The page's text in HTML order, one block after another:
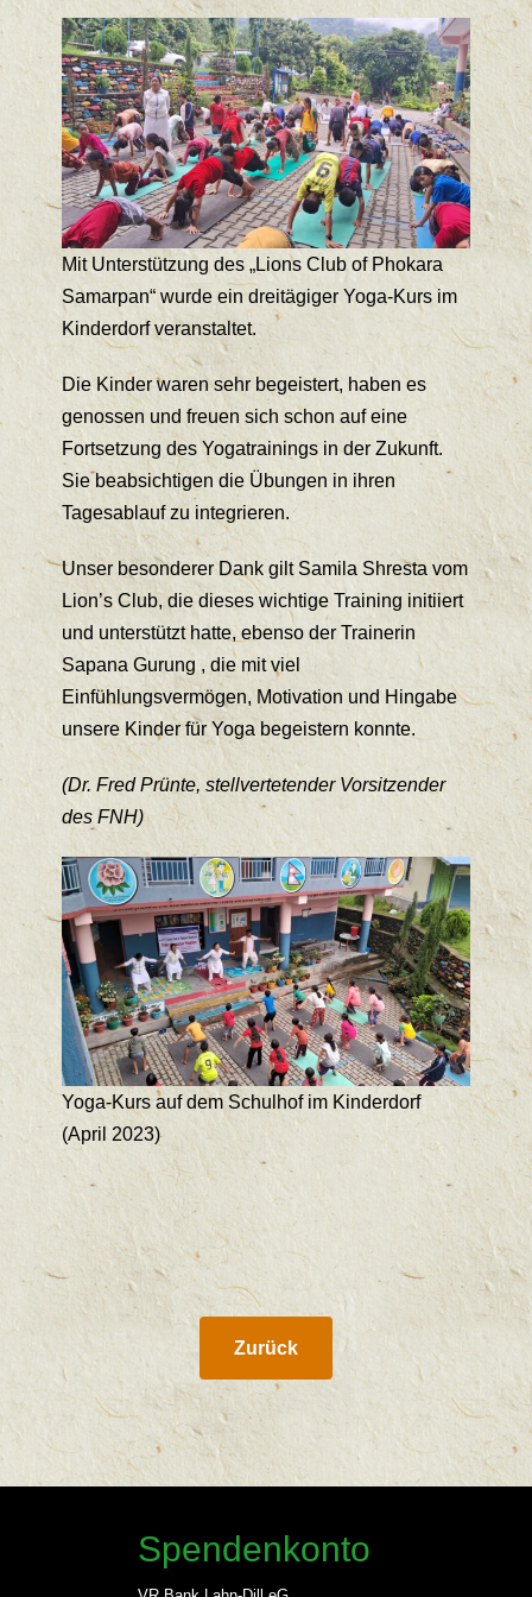
Mit Unterstützung des „Lions Club of Phokara
Samarpan“ wurde ein dreitägiger Yoga-Kurs im
Kinderdorf veranstaltet.
Die Kinder waren sehr begeistert, haben es
genossen und freuen sich schon auf eine
Fortsetzung des Yogatrainings in der Zukunft.
Sie beabsichtigen die Übungen in ihren
Tagesablauf zu integrieren.
Unser besonderer Dank gilt Samila Shresta vom
Lion’s Club, die dieses wichtige Training initiiert
und unterstützt hatte, ebenso der Trainerin
Sapana Gurung , die mit viel
Einfühlungsvermögen, Motivation und Hingabe
unsere Kinder für Yoga begeistern konnte.
(Dr. Fred Prünte, stellvertetender Vorsitzender
des FNH)
Yoga-Kurs auf dem Schulhof im Kinderdorf
(April 2023)
Zurück
Spendenkonto